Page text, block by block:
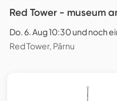
Red Tower - museum
Do. 6. Aug 10:30 und noch
Red Tower, Pärnu